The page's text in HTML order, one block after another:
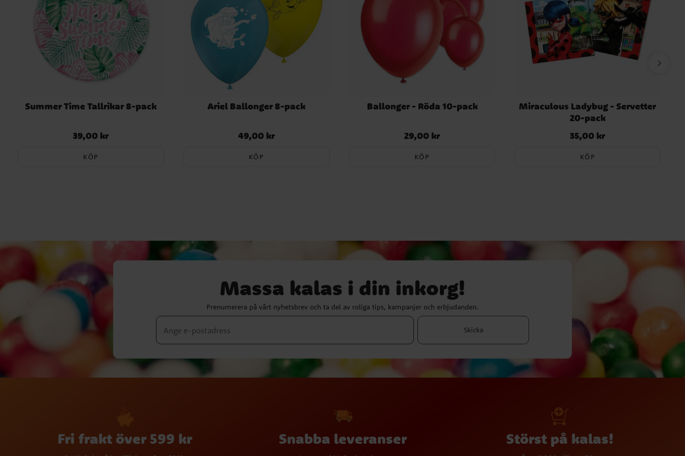
Summer Time Tallrikar 8-pack
Pris:39,00 kr
39,00 kr
KÖP
Ariel Ballonger 8-pack
Pris:49,00 kr
49,00 kr
KÖP
Ballonger - Röda 10-pack
Pris:29,00 kr
29,00 kr
KÖP
Miraculous Ladybug - Servetter
20-pack
Pris:35,00 kr
35,00 kr
KÖP
Massa kalas i din inkorg!
Prenumerera på vårt nyhetsbrev och ta del av roliga tips, kampanjer och erbjudanden.
Skicka
Fri frakt över 599 kr Snabba leveranser Störst på kalas!